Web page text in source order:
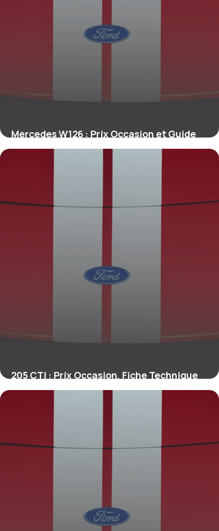
Mercedes W126 : Prix Occasion et Guide
2026
205 CTI : Prix Occasion, Fiche Technique
2026